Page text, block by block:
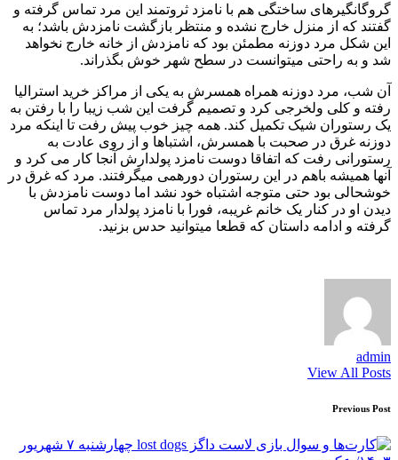
گروگانگیرهای ساختگی هم با نامزد ثروتمند این مرد تماس گرفته و
گفتند که از منزل خارج نشده و منتظر بازگشت نامزدش باشد؛ به
این شکل مرد دوزنه مطمئن بود که نامزدش از خانه خارج نخواهد
شد و به راحتی میتوانست در سطح شهر خوش بگذراند.
آن شب، مرد دوزنه همراه همسرش به یکی از مراکز خرید استرالیا
رفته و کلی ولخرجی کرد و تصمیم گرفت این شب زیبا را با رفتن به
یک رستوران شیک تکمیل کند. همه چیز خوب پیش رفت تا اینکه مرد
دوزنه غرق در صحبت با همسرش، اشتباها و از روی عادت به
رستورانی رفت که اتفاقا دوست نامزد پولدارش آنجا کار می کرد و
آنها همیشه باهم در این رستوران دورهمی میگرفتند. مرد که غرق در
خوشحالی بود حتی متوجه اشتباه خود نشد اما دوست نامزدش با
دیدن او در کنار یک خانم غریبه، فورا با نامزد پولدار مرد تماس
گرفته و ادامه داستان که قطعا میتوانید حدس بزنید.
admin
View All Posts
Post
navigation
Previous Post